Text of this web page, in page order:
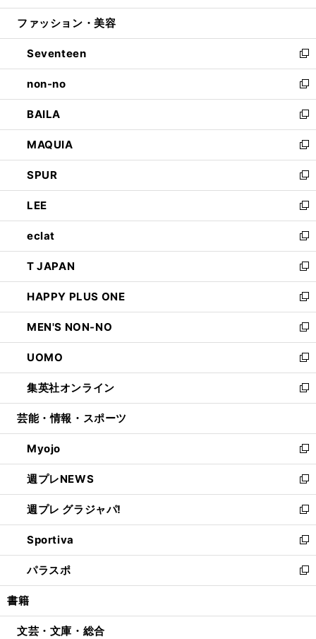
開
ウ
開
く
ン
ウ
で
開
く
ウ
ン
ド
ウ
で
開
く
ファッション・美容
Seventeen
新
し
い
ウ
ィ
ン
ド
ウ
で
開
く
non-no
新
し
い
ウ
ィ
ン
ド
ウ
で
開
く
BAILA
新
し
い
ウ
ィ
ン
ド
ウ
で
開
く
MAQUIA
新
し
い
ウ
ィ
ン
ド
ウ
で
開
く
SPUR
新
し
い
ウ
ィ
ン
ド
ウ
で
開
く
LEE
新
し
い
ウ
ィ
ン
ド
ウ
で
開
く
eclat
新
し
い
ウ
ィ
ン
ド
ウ
で
開
く
T JAPAN
新
し
い
ウ
ィ
ン
ド
ウ
で
開
HAPPY PLUS ONE
新
し
い
ウ
ィ
ン
ド
ウ
開
く
MEN'S NON-NO
新
し
い
ウ
ィ
ン
ウ
で
開
く
UOMO
新
し
い
ウ
ン
ド
ウ
で
開
く
集英社オンライン
新
し
ウ
ィ
ン
ド
ウ
で
開
く
芸能・情報・スポーツ
Myojo
新
し
い
ウ
ィ
ン
ド
ウ
で
開
週プレNEWS
新
し
い
ウ
ィ
ン
ド
ウ
開
週プレ グラジャパ!
新
し
い
ウ
ィ
ン
ウ
Sportiva
新
し
い
ウ
ン
パラスポ
新
し
ウ
書籍
文芸・文庫・総合